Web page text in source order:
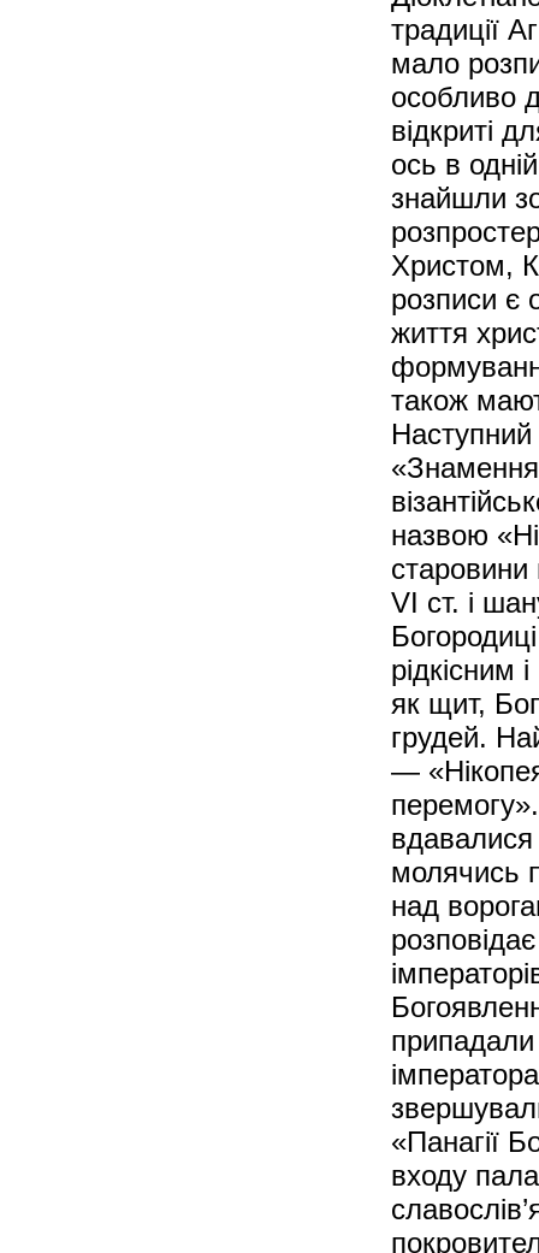
традиції
мало
особливо
відкриті
ось в
знайшли
Христом,
розписи є
життя
також
Наступний
назвою
VI ст. і
рідкісним
як щит,
грудей.
—
перемогу».
вдавалися
молячись
над
припадали
«Панагії
входу